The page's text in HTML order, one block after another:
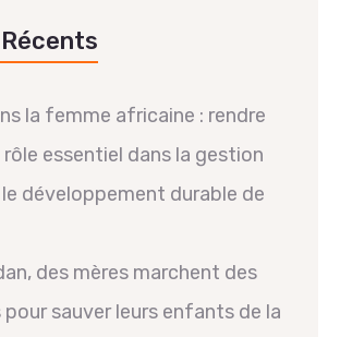
la femme africaine : rendre
essentiel dans la gestion
le développement durable de
des mères marchent des
sauver leurs enfants de la